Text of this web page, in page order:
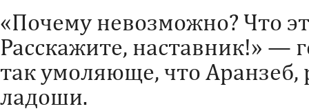
«Почему невозможно? Что
Расскажите, наставник!» —
так умоляюще, что Аранзеб,
ладоши.